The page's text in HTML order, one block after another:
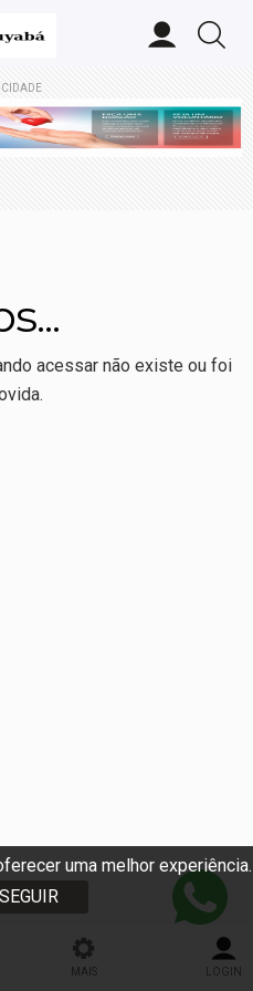
uma melhor experiência.
acessar não existe ou foi
MAIS LOGIN